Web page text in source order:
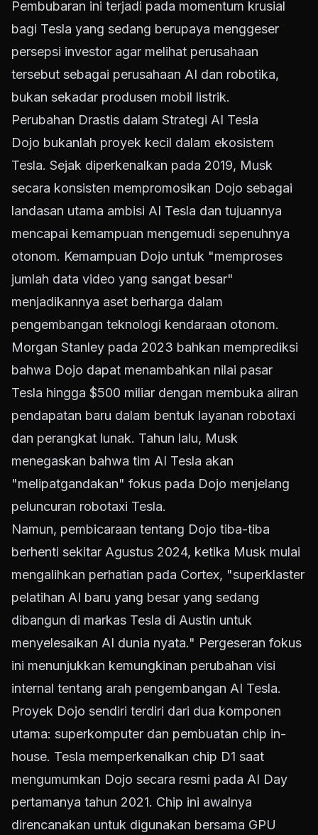
Pembubaran ini terjadi pada momentum krusial
bagi Tesla yang sedang berupaya menggeser
persepsi investor agar melihat perusahaan
tersebut sebagai perusahaan AI dan robotika,
bukan sekadar produsen mobil listrik.
Perubahan Drastis dalam Strategi AI Tesla
Dojo bukanlah proyek kecil dalam ekosistem
Tesla. Sejak diperkenalkan pada 2019, Musk
secara konsisten mempromosikan Dojo sebagai
landasan utama ambisi AI Tesla dan tujuannya
mencapai kemampuan mengemudi sepenuhnya
otonom. Kemampuan Dojo untuk "memproses
jumlah data video yang sangat besar"
menjadikannya aset berharga dalam
pengembangan teknologi kendaraan otonom.
Morgan Stanley pada 2023 bahkan memprediksi
bahwa Dojo dapat menambahkan nilai pasar
Tesla hingga $500 miliar dengan membuka aliran
pendapatan baru dalam bentuk layanan robotaxi
dan perangkat lunak. Tahun lalu, Musk
menegaskan bahwa tim AI Tesla akan
"melipatgandakan" fokus pada Dojo menjelang
peluncuran robotaxi Tesla.
Namun, pembicaraan tentang Dojo tiba-tiba
berhenti sekitar Agustus 2024, ketika Musk mulai
mengalihkan perhatian pada Cortex, "superklaster
pelatihan AI baru yang besar yang sedang
dibangun di markas Tesla di Austin untuk
menyelesaikan AI dunia nyata." Pergeseran fokus
ini menunjukkan kemungkinan perubahan visi
internal tentang arah pengembangan AI Tesla.
Proyek Dojo sendiri terdiri dari dua komponen
utama: superkomputer dan pembuatan chip in-
house. Tesla memperkenalkan chip D1 saat
mengumumkan Dojo secara resmi pada AI Day
pertamanya tahun 2021. Chip ini awalnya
direncanakan untuk digunakan bersama GPU